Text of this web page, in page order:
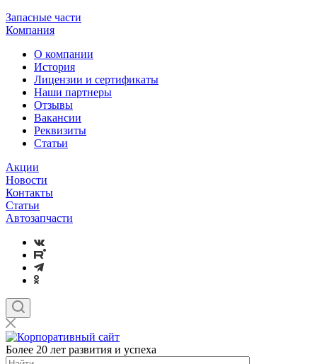
Запасные части
Компания
О компании
История
Лицензии и сертификаты
Наши партнеры
Отзывы
Вакансии
Реквизиты
Статьи
Акции
Новости
Контакты
Статьи
Автозапчасти
Более 20 лет развития и успеха